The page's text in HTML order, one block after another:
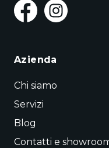
Azienda
Chi siamo
Servizi
Blog
Contatti e